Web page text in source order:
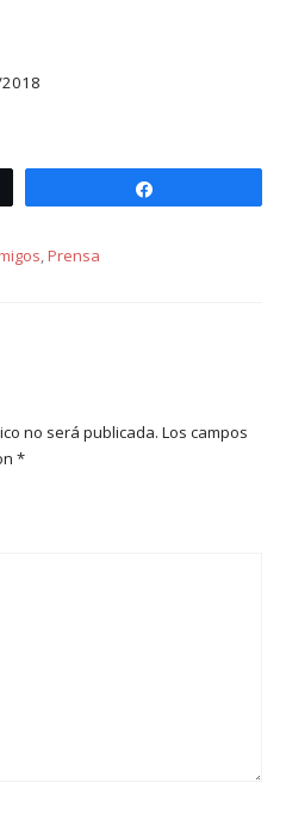
,Prensa
no será publicada. Los campos
*